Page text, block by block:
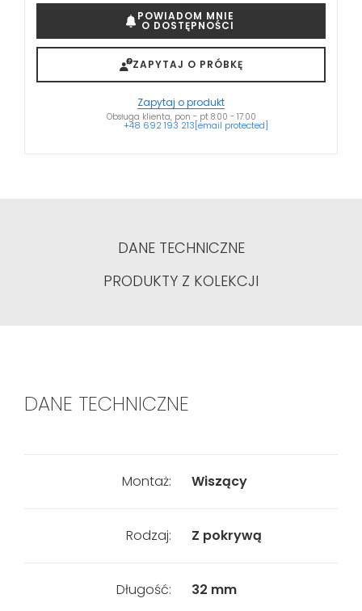
POWIADOM MNIE
O DOSTĘPNOŚCI
ZAPYTAJ O PRÓBKĘ
Zapytaj o produkt
Obsługa klienta, pon - pt 8:00 - 17:00
+48 692 193 213[email protected]
DANE TECHNICZNE
PRODUKTY Z KOLEKCJI
DANE TECHNICZNE
Montaż: Wiszący
Rodzaj: Z pokrywą
Długość: 32 mm